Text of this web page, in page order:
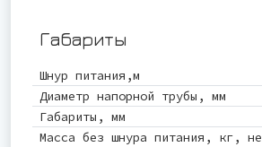
Габариты
Шнур питания,м
Диаметр напорной трубы, мм
Габариты, мм
Масса без шнура питания, кг, не